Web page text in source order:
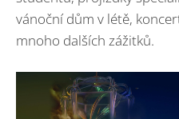
vánoční dům v létě,
mnoho dalších zážitků.